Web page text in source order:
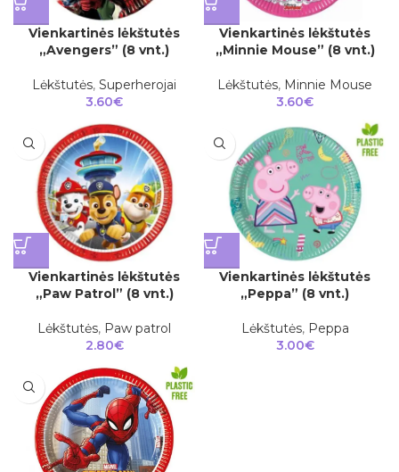
Vienkartinės lėkštutės
„Avengers” (8 vnt.)
Lėkštutės, Superherojai
3.60€
Vienkartinės lėkštutės
„Minnie Mouse” (8 vnt.)
Lėkštutės, Minnie Mouse
3.60€
Vienkartinės lėkštutės
„Paw Patrol” (8 vnt.)
Lėkštutės, Paw patrol
2.80€
Vienkartinės lėkštutės
„Peppa” (8 vnt.)
Lėkštutės, Peppa
3.00€